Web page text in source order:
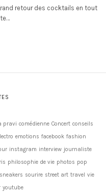
retour des cocktails en tout
pravi comédienne Concert conseils
emotions facebook fashion
instagram interview journaliste
philosophie de vie photos pop
sneakers sourire street art travel vie
youtube